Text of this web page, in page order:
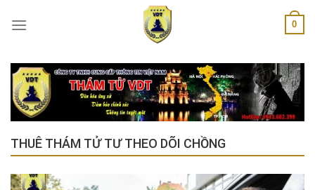
0
THUÊ THÁM TỬ TƯ THEO DÕI CHỒNG